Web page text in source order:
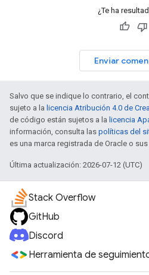
¿Te ha
Enviar
Salvo que se indique lo contrario, el
sujeto a la licencia Atribución 4.0 de
de código están sujetos a la licencia
información, consulta las políticas del
es una marca registrada de Oracle o
Última actualización: 2026-07-12 (UTC)
Stack Overflow
GitHub
Discord
Herramienta de